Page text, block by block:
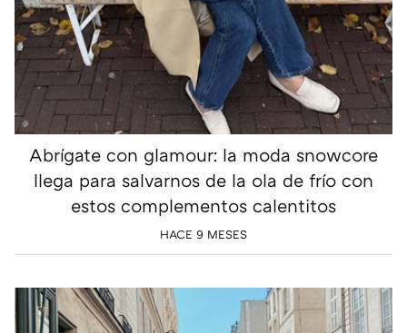
Abrígate con glamour: la moda snowcore
llega para salvarnos de la ola de frío con
estos complementos calentitos
HACE 9 MESES